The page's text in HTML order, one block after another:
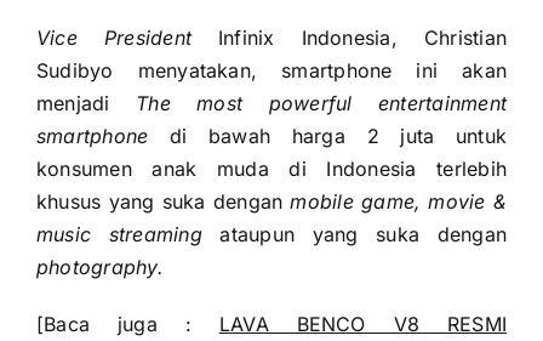
Vice President Infinix Indonesia, Christian
Sudibyo menyatakan, smartphone ini akan
menjadi The most powerful entertainment
smartphone di bawah harga 2 juta untuk
konsumen anak muda di Indonesia terlebih
khusus yang suka denganmobile game, movie &
music streamingataupun yang suka dengan
photography.
[Baca juga : LAVA BENCO V8 RESMI